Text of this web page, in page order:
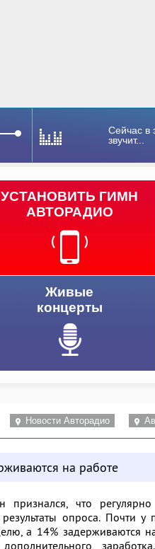
Сейчас в
звучит...
УСТАНОВИТЬ ГИМН
АВТОРАДИО
Живые
концерты
Новости Авторадио
на работе
признался, что
опроса. Почти
а 14% задерживаются